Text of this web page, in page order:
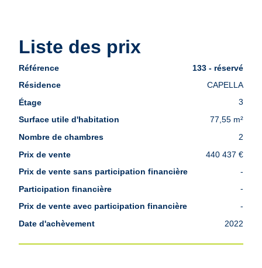
Liste des prix
Liste
prix
133 - réservé
CAPELLA
3
77,55 m²
2
440 437 €
-
-
-
2022